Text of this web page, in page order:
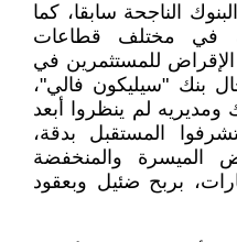
الناجحة سابقا، كما
في مختلف قطاعات
الإقراض للمستثمرين في
بنك "سيليكون فالي"،
لم ينظروا أبعد
المستقبل بدقة،
الميسرة والمنخفضة
بربح ضئيل وبعقود